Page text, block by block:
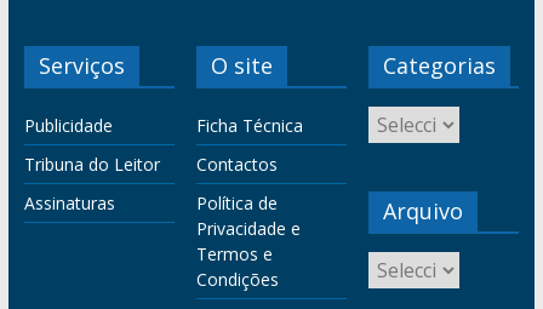
Serviços
Publicidade
Tribuna do Leitor
Assinaturas
O site
Ficha Técnica
Contactos
Política de
Privacidade e
Termos e
Condições
Categorias
Arquivo